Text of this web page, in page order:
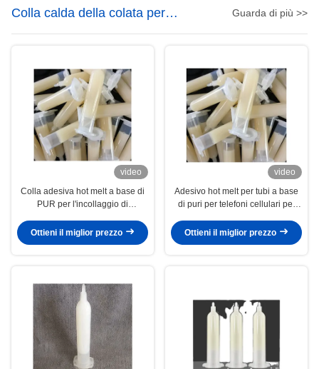
Colla calda della colata per
elettronica
Guarda di più >>
video
Colla adesiva hot melt a base di
PUR per l'incollaggio di
Ottieni il miglior prezzo
video
Adesivo hot melt per tubi a base
di puri per telefoni cellulari per
Ottieni il miglior prezzo